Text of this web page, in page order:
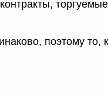
поэтому